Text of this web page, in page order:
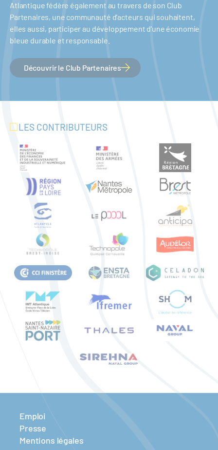
Atlantique fédère également au travers de son Club
Partenaires, une communauté d'acteurs qui souhaitent,
elles aussi, participer au développement d'une économie
bleue durable et responsable.
Découvrir le Club Partenaires
LES CONTRIBUTEURS
Emploi
Presse
Mentions légales